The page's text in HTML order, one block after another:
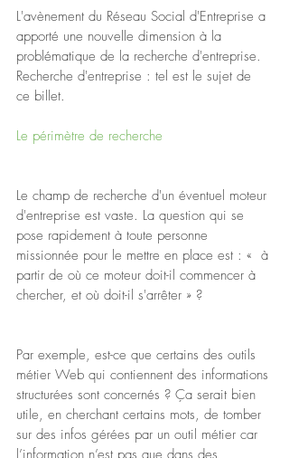
L'avènement du Réseau Social d'Entreprise a
apporté une nouvelle dimension à la
problématique de la recherche d'entreprise.
Recherche d'entreprise : tel est le sujet de
ce billet.
Le périmètre de recherche
Le champ de recherche d'un éventuel moteur
d'entreprise est vaste. La question qui se
pose rapidement à toute personne
missionnée pour le mettre en place est : «  à
partir de où ce moteur doit-il commencer à
chercher, et où doit-il s'arrêter » ?
Par exemple, est-ce que certains des outils
métier Web qui contiennent des informations
structurées sont concernés ? Ça serait bien
utile, en cherchant certains mots, de tomber
sur des infos gérées par un outil métier car